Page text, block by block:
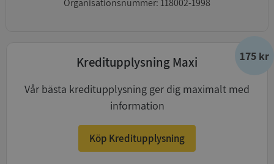
Organisationsnummer: 118002-1998
175 kr
Kreditupplysning Maxi
Vår bästa kreditupplysning ger dig maximalt med
information
Köp Kreditupplysning